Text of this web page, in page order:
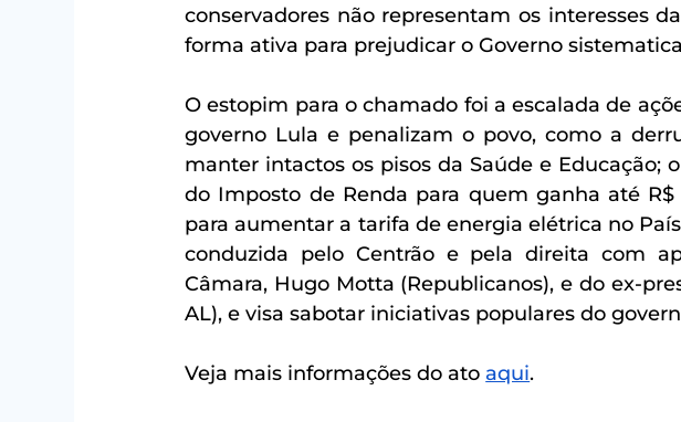
conservadores não representam os interesses
forma ativa para prejudicar o Governo
O estopim para o chamado foi a escalada de
governo Lula e penalizam o povo, como a
manter intactos os pisos da Saúde e Educação;
do Imposto de Renda para quem ganha até
para aumentar a tarifa de energia elétrica no
conduzida pelo Centrão e pela direita com
Câmara, Hugo Motta (Republicanos), e do ex-
AL), e visa sabotar iniciativas populares do
Veja mais informações do ato aqui.